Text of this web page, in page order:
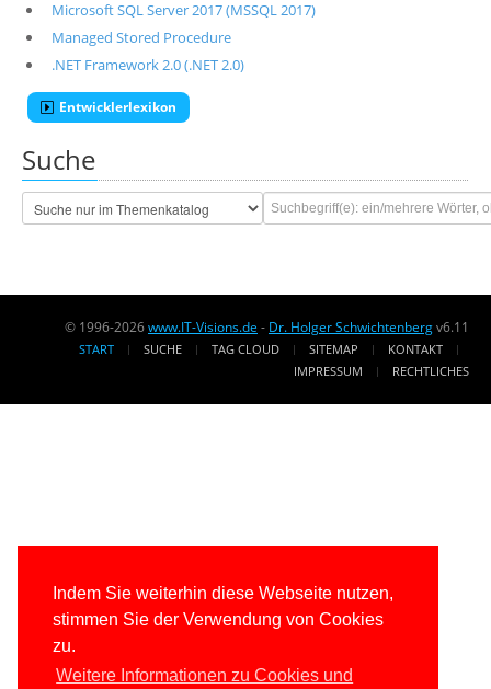
Indem Sie weiterhin diese Webseite nutzen,
stimmen Sie der Verwendung von Cookies
zu.
Weitere Informationen zu Cookies und
Microsoft SQL Server 2017 (MSSQL 2017)
Managed Stored Procedure
.NET Framework 2.0 (.NET 2.0)
Entwicklerlexikon
Suche
© 1996-2026www.IT-Visions.de - Dr. Holger Schwichtenbergv6.11
START SUCHE TAG CLOUD SITEMAP
KONTAKT
IMPRESSUM
RECHTLICHES